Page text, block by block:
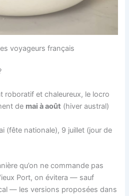
voyageurs français
roboratif et chaleureux, le locro
de mai à août (hiver austral)
(fête nationale), 9 juillet (jour de
qu’on ne commande pas
Port, on évitera — sauf
— les versions proposées dans